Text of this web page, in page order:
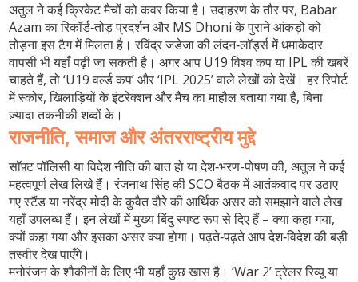
अतुल ने कई क्रिकेट मैचों को कवर किया है। उदाहरण के तौर पर, Babar
Azam का रिकॉर्ड‑तोड़ प्रदर्शन और MS Dhoni के पुराने आंकड़ों को
तोड़ना इस टैग में मिलता है। रविंद्र जडेजा की लंदन‑लॉर्ड्स में धमाकेदार
वापसी भी यहाँ पढ़ी जा सकती है। अगर आप U19 विश्व कप या IPL की खबरें
चाहते हैं, तो ‘U19 वर्ल्ड कप’ और ‘IPL 2025’ वाले लेखों को देखें। हर रिपोर्ट
में स्कोर, खिलाड़ियों के इंटरेक्शन और मैच का माहौल बताया गया है, बिना
ज़्यादा तकनीकी शब्दों के।
राजनीति, समाज और अंतरराष्ट्रीय मुद्दे
सॉफ़्ट पॉलिसी या विदेश नीति की बात हो या देश‑भरण-पोषण की, अतुल ने कई
महत्वपूर्ण लेख लिखे हैं। रंजनाथ सिंह की SCO बैठक में आतंकवाद पर उठाए
गए स्टैंड या नरेंद्र मोदी के कुवैत दौरे की आर्थिक असर को समझाने वाले लेख
यहाँ उपलब्ध हैं। इन लेखों में मुख्य बिंदु स्पष्ट रूप से दिए हैं – क्या कहा गया,
क्यों कहा गया और इसका असर क्या होगा। पढ़ते‑पढ़ते आप देश‑विदेश की बड़ी
तस्वीर देख पाएँगे।
मनोरंजन के शौकीनों के लिए भी यहाँ कुछ खास है। ‘War 2’ ट्रेलर रिव्यू या